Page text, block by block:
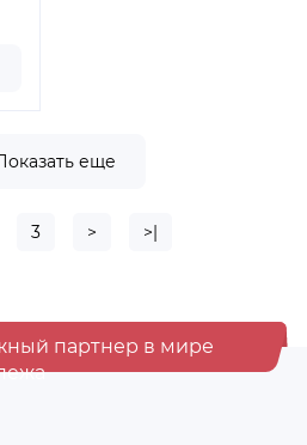
еще
3 > >|
партнер в мире